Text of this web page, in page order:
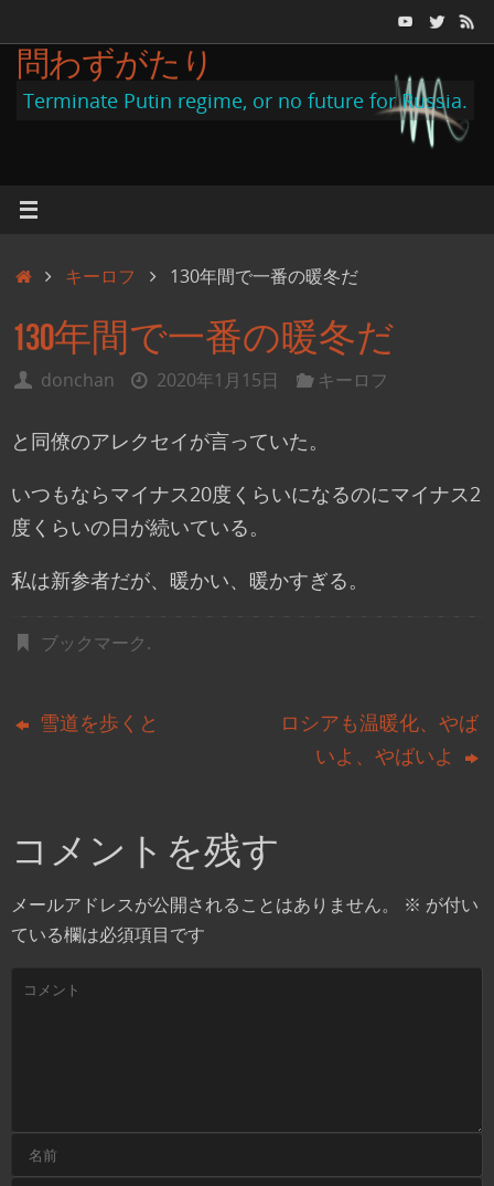
ン
ッ
問わずがたり
Terminate Putin regime, or no future for Russia.
ホ
ム
キーロフ 130年間で一番の暖冬だ
130年間で一番の暖冬だ
donchan 2020年1月15日 キーロフ
と同僚のアレクセイが言っていた。
いつもならマイナス20度くらいになるのにマイナス2
度くらいの日が続いている。
私は新参者だが、暖かい、暖かすぎる。
ブックマーク.
雪道を歩くと
ロシアも温暖化、やば
いよ、やばいよ
コメントを残す
メールアドレスが公開されることはありません。 ※ が付い
ている欄は必須項目です